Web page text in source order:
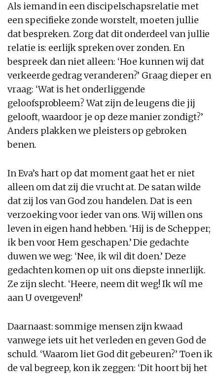
Als iemand in een discipelschapsrelatie met
een specifieke zonde worstelt, moeten jullie
dat bespreken. Zorg dat dit onderdeel van jullie
relatie is: eerlijk spreken over zonden. En
bespreek dan niet alleen: ‘Hoe kunnen wij dat
verkeerde gedrag veranderen?’ Graag dieper en
vraag: ‘Wat is het onderliggende
geloofsprobleem? Wat zijn de leugens die jij
gelooft, waardoor je op deze manier zondigt?’
Anders plakken we pleisters op gebroken
benen.
In Eva’s hart op dat moment gaat het er niet
alleen om dat zij die vrucht at. De satan wilde
dat zij los van God zou handelen. Dat is een
verzoeking voor ieder van ons. Wij willen ons
leven in eigen hand hebben. ‘Hij is de Schepper;
ik ben voor Hem geschapen.’ Die gedachte
duwen we weg: ‘Nee, ik wil dit doen.’ Deze
gedachten komen op uit ons diepste innerlijk.
Ze zijn slecht. ‘Heere, neem dit weg! Ik wíl me
aan U overgeven!’
Daarnaast: sommige mensen zijn kwaad
vanwege iets uit het verleden en geven God de
schuld. ‘Waarom liet God dit gebeuren?’ Toen ik
de val begreep, kon ik zeggen: ‘Dit hoort bij het